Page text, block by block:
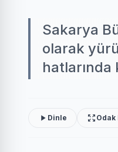
Sakarya
olarak
hatlarında
Dinle Odak